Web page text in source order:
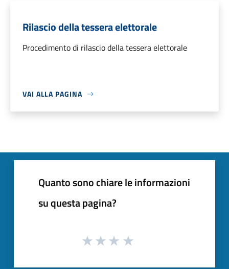
Rilascio della tessera elettorale
Procedimento di rilascio della tessera elettorale
VAI ALLA PAGINA
Quanto sono chiare le informazioni
su questa pagina?